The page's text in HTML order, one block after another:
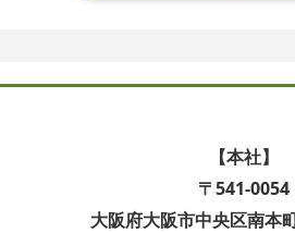
【本社】
〒541-0054
大阪府大阪市中央区南本